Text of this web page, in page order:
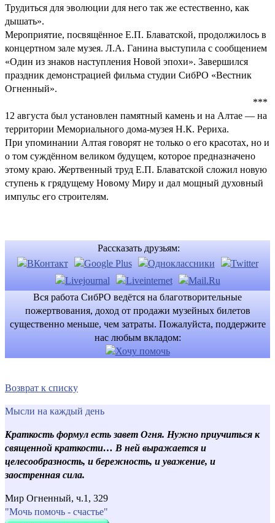
Трудиться для эволюции для него так же естественно, как
дышать».
Мероприятие, посвящённое Е.П. Блаватской, продолжилось в
концертном зале музея. Л.А. Ганина выступила с сообщением
«Один из знаков наступления Новой эпохи». Завершился
праздник демонстрацией фильма студии СибРО «Вестник
Огненный».
***
12 августа был установлен памятный камень и на Алтае — на
территории Мемориального дома-музея Н.К. Рериха.
При упоминании Алтая говорят не только о его красотах, но и
о том суждённом великом будущем, которое предназначено
этому краю. Жертвенный труд Е.П. Блаватской сложил новую
ступень к грядущему Новому Миру и дал мощный духовный
импульс его строителям.
Рассказать друзьям:
Вся работа СибРО ведётся на благотворительные
пожертвования, доход от продажи музейных билетов
существенно меньше, чем затраты. Пожалуйста, поддержите
нас любым вкладом:
Возврат к списку
Мысли на каждый день
Краткость формул есть завет Огня. Нужно приучиться к
священной краткости… В ней выражается и
целесообразность, и бережность, и уважение, и
заостренная сила.
Мир Огненный, ч.1, 329
"Мочь помочь - счастье"